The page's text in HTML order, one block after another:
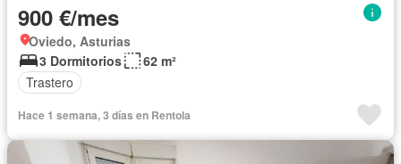
900 €/mes
Oviedo, Asturias
3 Dormitorios
62 m²
Trastero
Hace 1 semana, 3 días en Rentola